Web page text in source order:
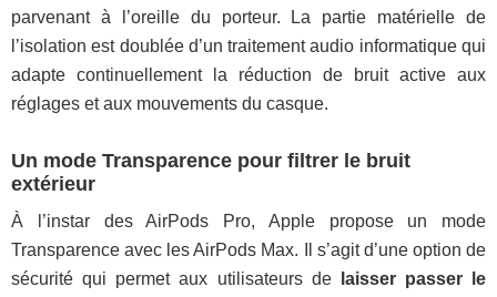
parvenant à l’oreille du porteur. La partie matérielle de
l’isolation est doublée d’un traitement audio informatique qui
adapte continuellement la réduction de bruit active aux
réglages et aux mouvements du casque.
Un mode Transparence pour filtrer le bruit
extérieur
À l’instar des AirPods Pro, Apple propose un mode
Transparence avec les AirPods Max. Il s’agit d’une option de
sécurité qui permet aux utilisateurs de
laisser passer le